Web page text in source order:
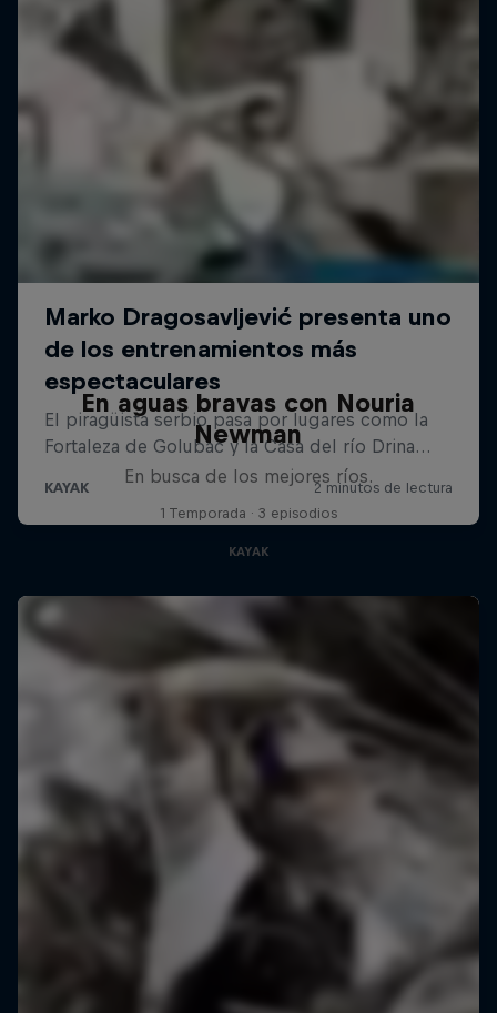
En aguas bravas con Nouria
Newman
En busca de los mejores ríos.
1 Temporada · 3 episodios
KAYAK